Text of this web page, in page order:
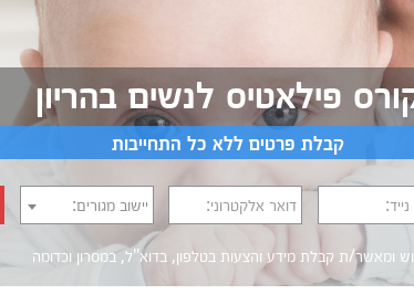
פילאטיס לנשים בהריון
קבלת פרטים ללא כל התחייבות
דואר אלקטרוני: יישוב מגורים:
ומאשר/ת קבלת מידע והצעות בטלפון, בדוא"ל, במסרון וכדומה‎‎